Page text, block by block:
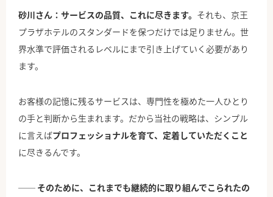
砂川さん：サービスの品質、これに尽きます。 それも、京王
プラザホテルのスタンダードを保つだけでは足りません。世
界水準で評価されるレベルにまで引き上げていく必要があり
ます。
お客様の記憶に残るサービスは、専門性を極めた一人ひとり
の手と判断から生まれます。だから当社の戦略は、シンプル
に言えばプロフェッショナルを育て、定着していただくこと
に尽きるんです。
── そのために、これまでも継続的に取り組んでこられたの